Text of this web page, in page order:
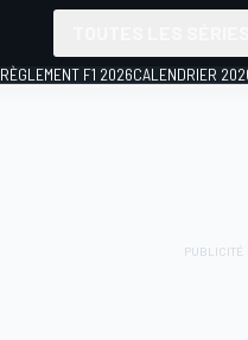
RÈGLEMENT F1 2026CALENDRIER